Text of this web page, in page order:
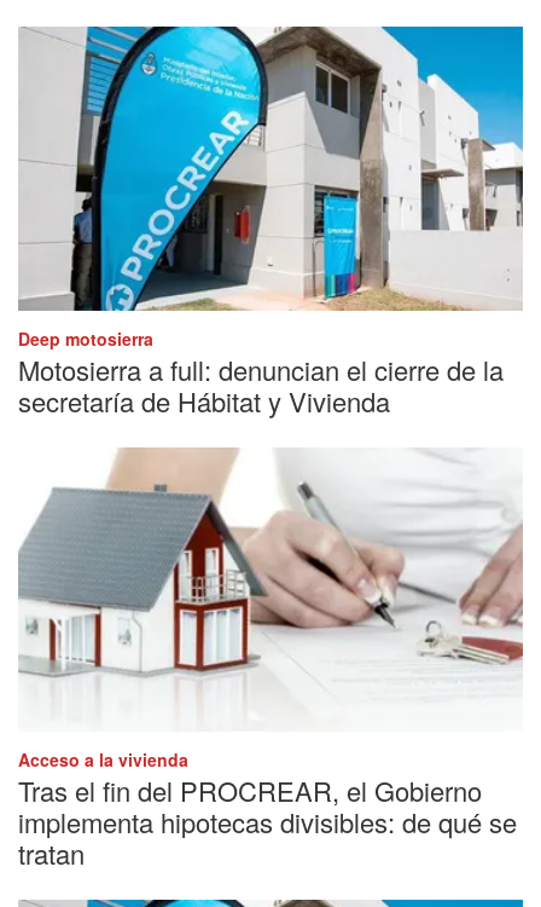
Deep motosierra
Motosierra a full: denuncian el cierre de la
secretaría de Hábitat y Vivienda
Acceso a la vivienda
Tras el fin del PROCREAR, el Gobierno
implementa hipotecas divisibles: de qué se
tratan